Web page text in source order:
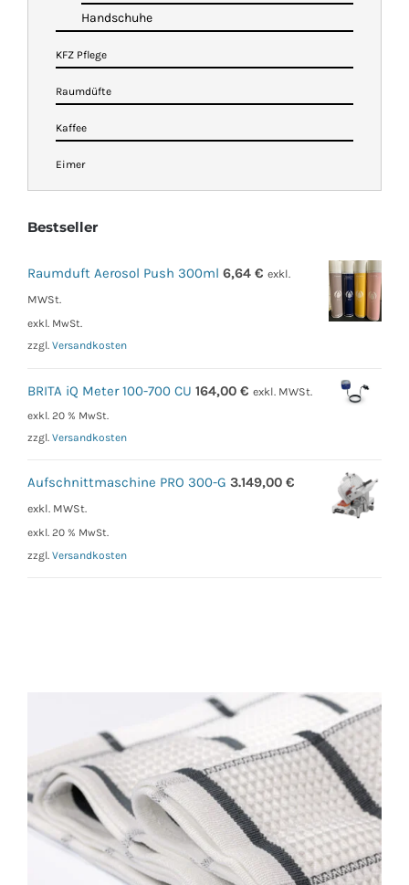
Handschuhe
KFZ Pflege
Raumdüfte
Kaffee
Eimer
Bestseller
Raumduft Aerosol Push 300ml 6,64 € exkl.
MWSt.
exkl. MwSt.
zzgl. Versandkosten
BRITA iQ Meter 100-700 CU 164,00 € exkl. MWSt.
exkl. 20 % MwSt.
zzgl. Versandkosten
Aufschnittmaschine PRO 300-G 3.149,00 €
exkl. MWSt.
exkl. 20 % MwSt.
zzgl. Versandkosten